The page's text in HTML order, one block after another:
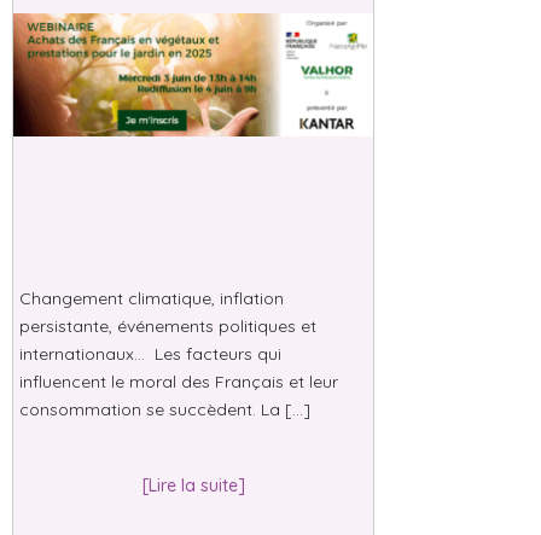
Changement climatique, inflation
persistante, événements politiques et
internationaux… Les facteurs qui
influencent le moral des Français et leur
consommation se succèdent. La […]
[Lire la suite]